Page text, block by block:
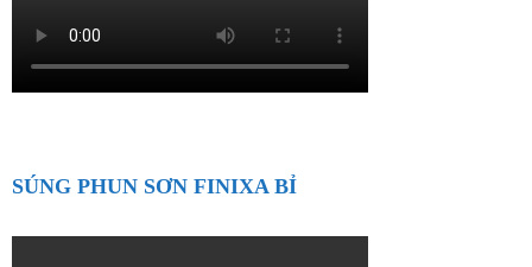
SÚNG PHUN SƠN FINIXA BỈ